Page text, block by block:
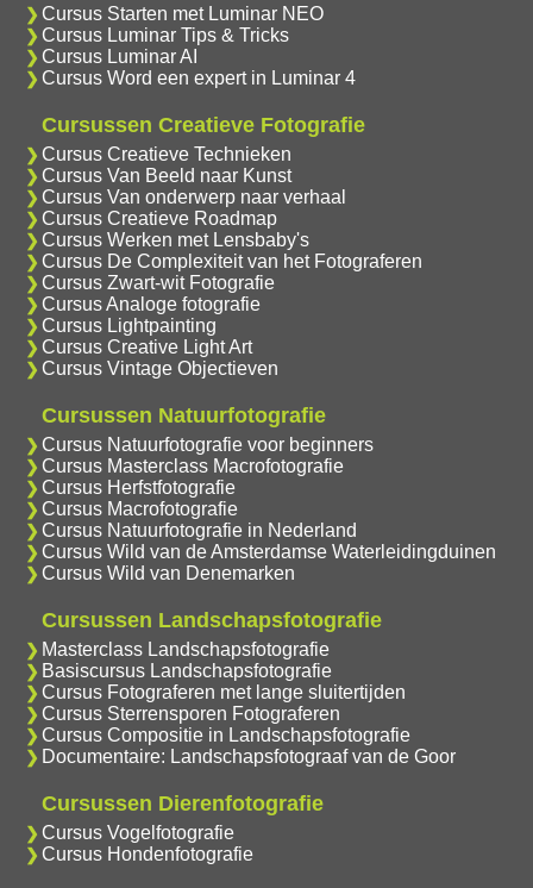
Cursus Starten met Luminar NEO
Cursus Luminar Tips & Tricks
Cursus Luminar AI
Cursus Word een expert in Luminar 4
Cursussen Creatieve Fotografie
Cursus Creatieve Technieken
Cursus Van Beeld naar Kunst
Cursus Van onderwerp naar verhaal
Cursus Creatieve Roadmap
Cursus Werken met Lensbaby's
Cursus De Complexiteit van het Fotograferen
Cursus Zwart-wit Fotografie
Cursus Analoge fotografie
Cursus Lightpainting
Cursus Creative Light Art
Cursus Vintage Objectieven
Cursussen Natuurfotografie
Cursus Natuurfotografie voor beginners
Cursus Masterclass Macrofotografie
Cursus Herfstfotografie
Cursus Macrofotografie
Cursus Natuurfotografie in Nederland
Cursus Wild van de Amsterdamse Waterleidingduinen
Cursus Wild van Denemarken
Cursussen Landschapsfotografie
Masterclass Landschapsfotografie
Basiscursus Landschapsfotografie
Cursus Fotograferen met lange sluitertijden
Cursus Sterrensporen Fotograferen
Cursus Compositie in Landschapsfotografie
Documentaire: Landschapsfotograaf van de Goor
Cursussen Dierenfotografie
Cursus Vogelfotografie
Cursus Hondenfotografie